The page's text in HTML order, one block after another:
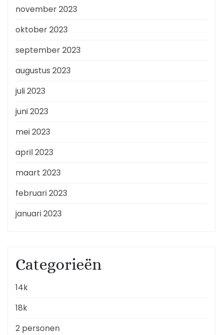
november 2023
oktober 2023
september 2023
augustus 2023
juli 2023
juni 2023
mei 2023
april 2023
maart 2023
februari 2023
januari 2023
Categorieën
14k
18k
2 personen